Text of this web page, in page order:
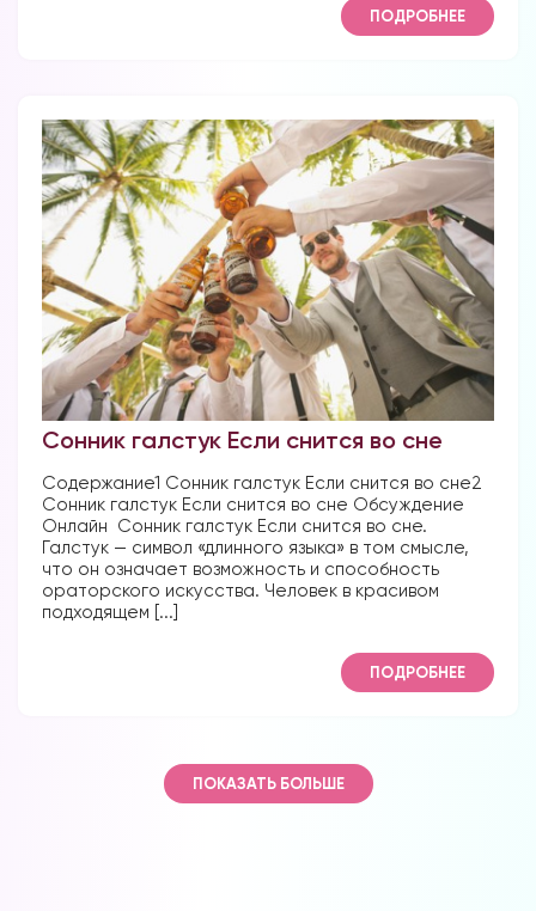
ПОДРОБНЕЕ
Сонник галстук Если снится во сне
Содержание1 Сонник галстук Если снится во сне2
Сонник галстук Если снится во сне Обсуждение
Онлайн Сонник галстук Если снится во сне.
Галстук — символ «длинного языка» в том смысле,
что он означает возможность и способность
ораторского искусства. Человек в красивом
подходящем [...]
ПОДРОБНЕЕ
ПОКАЗАТЬ БОЛЬШЕ